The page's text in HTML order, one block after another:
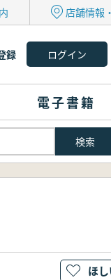
店舗情報
録
電子書籍
ほ